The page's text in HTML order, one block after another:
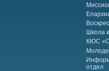
Школа
КЮС
отдел